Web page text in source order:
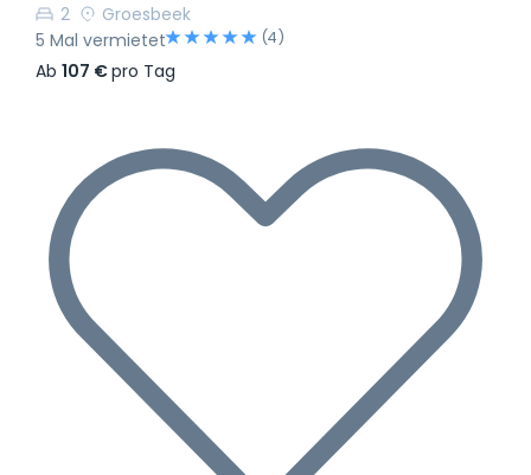
2
Groesbeek
5 Mal vermietet
(4)
Ab 107 €pro Tag